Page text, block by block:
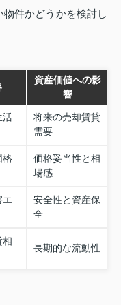
件かどうかを検討し
資産価値への影
響
活
将来の売却賃貸
需要
格
価格妥当性と相
場感
エ
安全性と資産保
全
相
長期的な流動性